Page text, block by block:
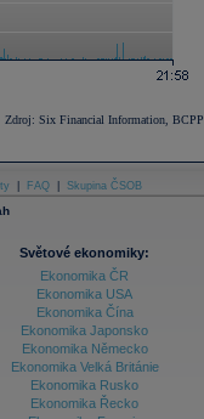
Zdroj: Six Financial Information, BCPP
FAQ Skupina ČSOB
Světové ekonomiky:
Ekonomika ČR
Ekonomika USA
Ekonomika Čína
Ekonomika Japonsko
Ekonomika Německo
Ekonomika Velká Británie
Ekonomika Rusko
Ekonomika Řecko